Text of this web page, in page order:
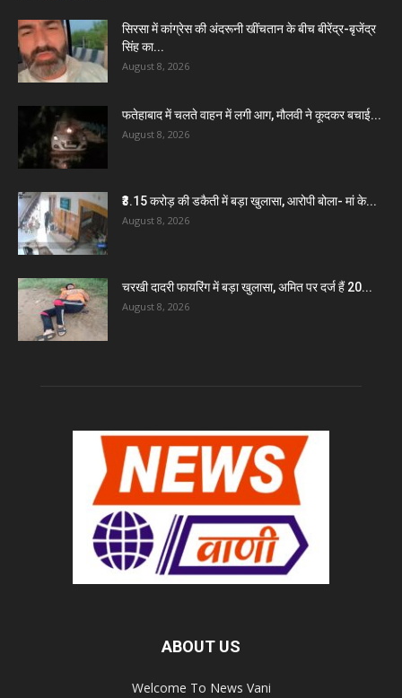
सिरसा में कांग्रेस की अंदरूनी खींचतान के बीच बीरेंद्र-बृजेंद्र
सिंह का...
August 8, 2026
फतेहाबाद में चलते वाहन में लगी आग, मौलवी ने कूदकर बचाई...
August 8, 2026
₹3.15 करोड़ की डकैती में बड़ा खुलासा, आरोपी बोला- मां के...
August 8, 2026
चरखी दादरी फायरिंग में बड़ा खुलासा, अमित पर दर्ज हैं 20...
August 8, 2026
ABOUT US
Welcome To News Vani